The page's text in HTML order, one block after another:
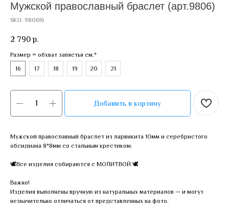
Мужской православный браслет (арт.9806)
SKU: 980616
2 790 р.
Размер = обхват запястья см.*
16
17 18 19 20 21
Добавить в корзину
Мужской православный браслет из ларвикита 10мм и серебристого
обсидиана 8*8мм со стальным крестиком.
🕊Все изделия собираются с МОЛИТВОЙ 🕊
Важно!
Изделия выполнены вручную из натуральных материалов — и могут
незначительно отличаться от представленных на фото.